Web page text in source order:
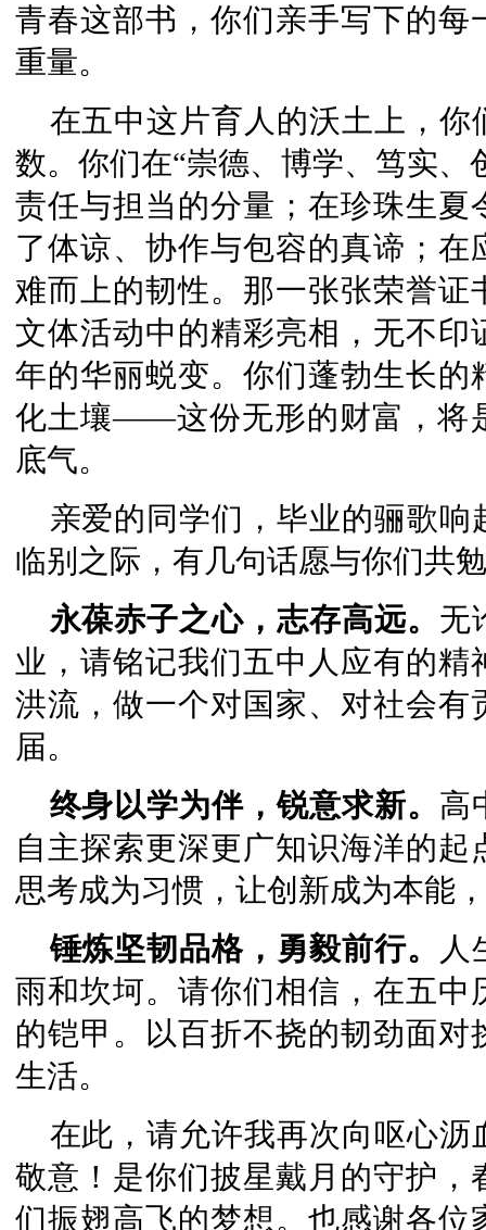
青春这部书，你们亲手写下的
重量。
在五中这片育人的沃土上，
数。你们在“崇德、博学、笃实
责任与担当的分量；在珍珠生
了体谅、协作与包容的真谛；
难而上的韧性。那一张张荣誉
文体活动中的精彩亮相，无不
年的华丽蜕变。你们蓬勃生长
化土壤——这份无形的财富，将
底气。
亲爱的同学们，毕业的骊歌
临别之际，有几句话愿与你们共
永葆赤子之心，志存高远。 无
业，请铭记我们五中人应有的
洪流，做一个对国家、对社会
届。
终身以学为伴，锐意求新。 高
自主探索更深更广知识海洋的
思考成为习惯，让创新成为本能
锤炼坚韧品格，勇毅前行。
人
雨和坎坷。请你们相信，在五
的铠甲。以百折不挠的韧劲面
生活。
在此，请允许我再次向呕心
敬意！是你们披星戴月的守护
们振翅高飞的梦想。也感谢各